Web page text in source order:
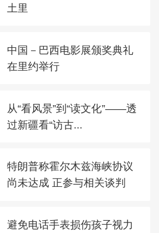
土里
中国－巴西电影展颁奖典礼
在里约举行
从“看风景”到“读文化”——透
过新疆看“访古...
特朗普称霍尔木兹海峡协议
尚未达成 正参与相关谈判
避免电话手表损伤孩子视力